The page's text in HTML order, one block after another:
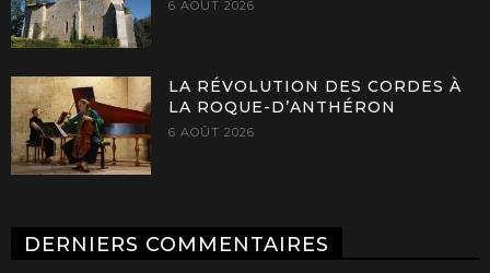
6 AOÛT 2026
LA RÉVOLUTION DES CORDES À
LA ROQUE-D’ANTHÉRON
6 AOÛT 2026
DERNIERS COMMENTAIRES